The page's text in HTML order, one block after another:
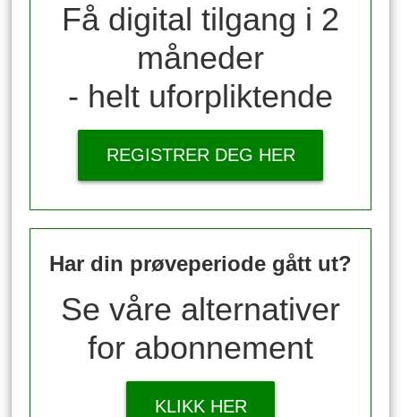
Få digital tilgang i 2
måneder
- helt uforpliktende
REGISTRER DEG HER
Har din prøveperiode gått ut?
Se våre alternativer
for abonnement
KLIKK HER